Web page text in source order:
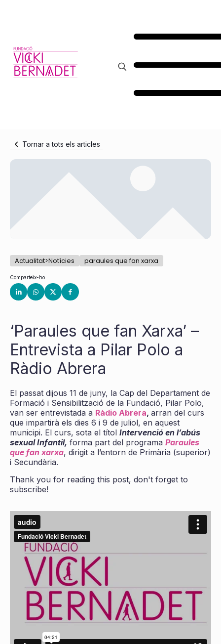
Tornar a tots els articles
Actualitat>Notícies paraules que fan xarxa
Comparteix-ho
‘Paraules que fan Xarxa’ –
Entrevista a Pilar Polo a
Ràdio Abrera
El passat dijous 11 de juny, la Cap del Departament de
Formació i Sensibilització de la Fundació, Pilar Polo,
van ser entrevistada a Ràdio Abrera, arran del curs
que impartirà els dies 6 i 9 de juliol, en aquest
municipi. El curs, sota el títol Intervenció en l’abús
sexual Infantil, forma part del programa Paraules
que fan xarxa, dirigit a l’entorn de Primària (superior)
i Secundària.
Thank you for reading this post, don't forget to
subscribe!